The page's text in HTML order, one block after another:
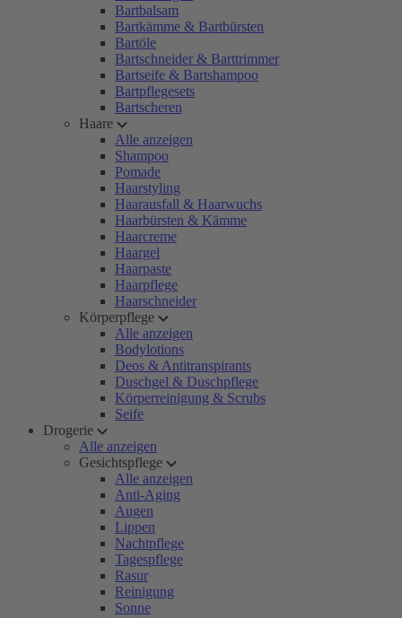
Bartbalsam
Bartkämme & Bartbürsten
Bartöle
Bartschneider & Barttrimmer
Bartseife & Bartshampoo
Bartpflegesets
Bartscheren
Haare
Alle anzeigen
Shampoo
Pomade
Haarstyling
Haarausfall & Haarwuchs
Haarbürsten & Kämme
Haarcreme
Haargel
Haarpaste
Haarpflege
Haarschneider
Körperpflege
Alle anzeigen
Bodylotions
Deos & Antitranspirants
Duschgel & Duschpflege
Körperreinigung & Scrubs
Seife
Drogerie
Alle anzeigen
Gesichtspflege
Alle anzeigen
Anti-Aging
Augen
Lippen
Nachtpflege
Tagespflege
Rasur
Reinigung
Sonne